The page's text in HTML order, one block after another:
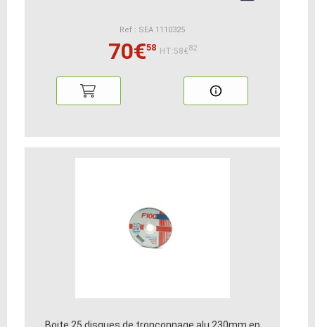
Ref : SEA 1110325
70€58 HT:58€82